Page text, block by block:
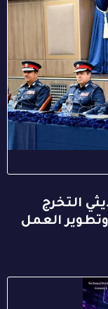
التخرج
العمل